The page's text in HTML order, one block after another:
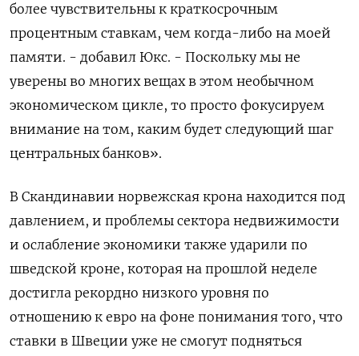
более чувствительны к краткосрочным
процентным ставкам, чем когда-либо на моей
памяти. - добавил Юкс. - Поскольку мы не
уверены во многих вещах в этом необычном
экономическом цикле, то просто фокусируем
внимание на том, каким будет следующий шаг
центральных банков».
В Скандинавии норвежская крона находится под
давлением, и проблемы сектора недвижимости
и ослабление экономики также ударили по
шведской кроне, которая на прошлой неделе
достигла рекордно низкого уровня по
отношению к евро на фоне понимания того, что
ставки в Швеции уже не смогут подняться